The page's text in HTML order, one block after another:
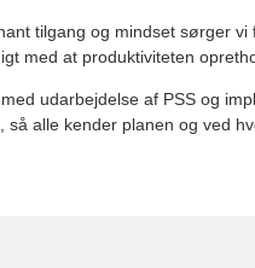
tilgang og mindset sørger vi
med at produktiviteten
udarbejdelse af PSS og
så alle kender planen og ved